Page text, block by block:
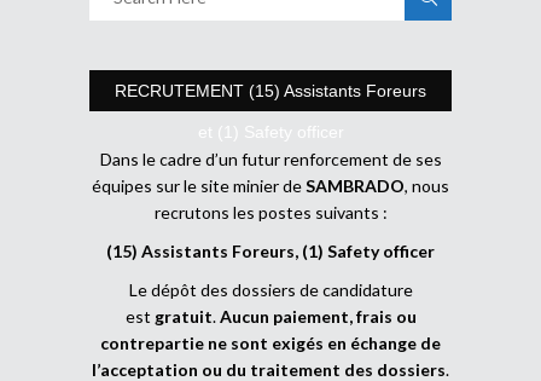
RECRUTEMENT (15) Assistants Foreurs
et (1) Safety officer
Dans le cadre d’un futur renforcement de ses
équipes sur le site minier deSAMBRADO, nous
recrutons les postes suivants :
(15) Assistants Foreurs, (1) Safety officer
Le dépôt des dossiers de candidature
est gratuit.Aucun paiement, frais ou
contrepartie ne sont exigés en échange de
l’acceptation ou du traitement des dossiers.